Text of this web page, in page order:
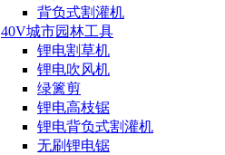
背负式割灌机
40V城市园林工具
锂电割草机
锂电吹风机
绿篱剪
锂电高枝锯
锂电背负式割灌机
无刷锂电锯